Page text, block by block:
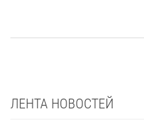
ЛЕНТА НОВОСТЕЙ